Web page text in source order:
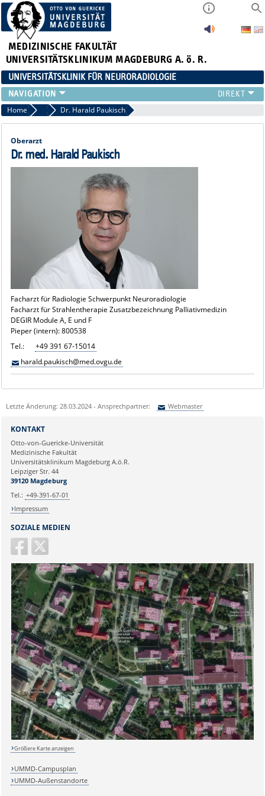
MEDIZINISCHE FAKULTÄT
UNIVERSITÄTSKLINIKUM MAGDEBURG A. ö. R.
UNIVERSITÄTSKLINIK FÜR NEURORADIOLOGIE
KLINIK
NEUVANET SAN
ZUWEISER*INNEN/PATIENT*INNEN
TEAM
FORSCHUNG
VERANSTALTUNGEN
Home Team Dr. Harald Paukisch
Oberarzt
Dr. med. Harald Paukisch
Facharzt für Radiologie Schwerpunkt Neuroradiologie
Facharzt für Strahlentherapie Zusatzbezeichnung Palliativmedizin
DEGIR Module A, E und F
Pieper (intern): 800538
Tel.:
+49 391 67-15014
harald.paukisch@med.ovgu.de
Letzte Änderung: 28.03.2024 - Ansprechpartner: Webmaster
Sie können eine Nachricht versenden an:
Ihre E-Mailadresse:
Ihr Anliegen:
Sicherheitsabfrage:
SOZIALE MEDIEN
KONTAKT
Otto-von-Guericke-Universität
Medizinische Fakultät
Universitätsklinikum Magdeburg A.ö.R.
Leipziger Str. 44
39120 Magdeburg
Tel.: +49-391-67-01
Impressum
Größere Karte anzeigen
UMMD-Campusplan
UMMD-Außenstandorte